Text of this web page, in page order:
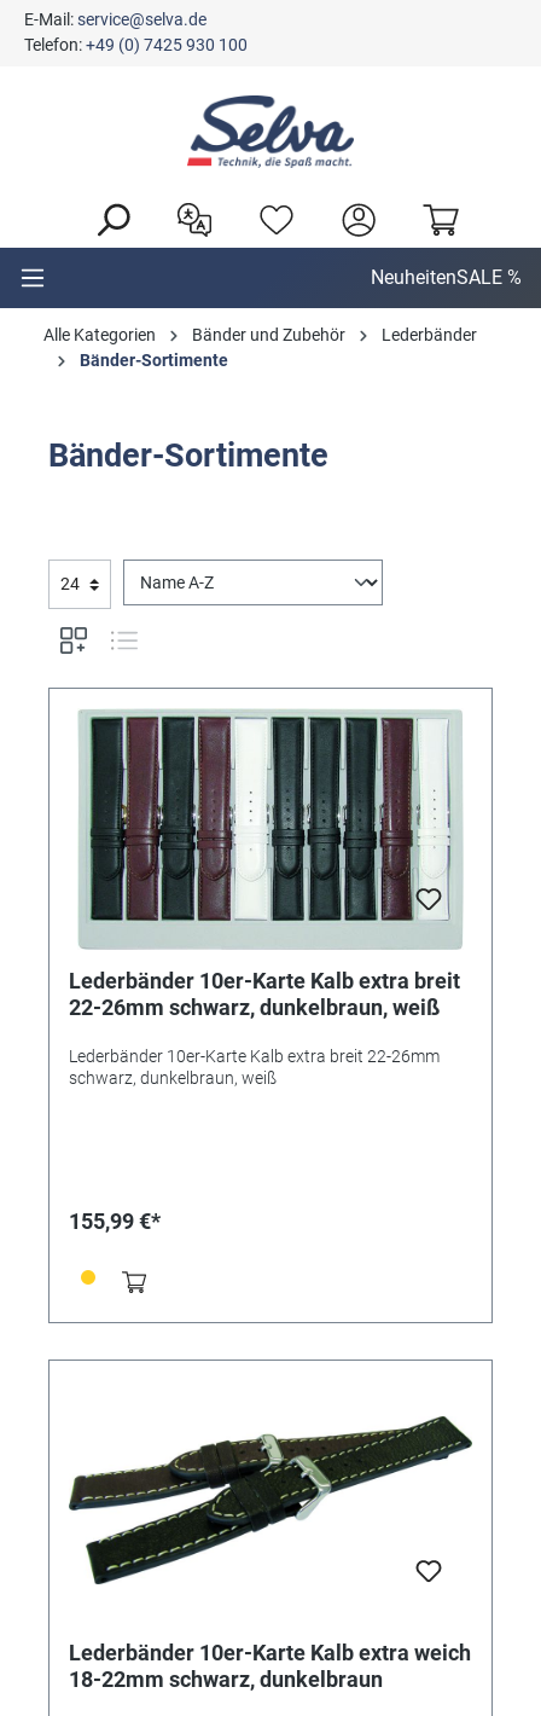
springen
E-Mail:service@selva.de
Telefon:+49 (0) 7425 930 100
NeuheitenSALE %
Alle Kategorien Bänder und Zubehör
Lederbänder
Bänder-Sortimente
Bänder-Sortimente
Lederbänder 10er-Karte Kalb extra breit
22-26mm schwarz, dunkelbraun, weiß
Lederbänder 10er-Karte Kalb extra breit 22-26mm
schwarz, dunkelbraun, weiß
155,99 €*
Lederbänder 10er-Karte Kalb extra weich
18-22mm schwarz, dunkelbraun